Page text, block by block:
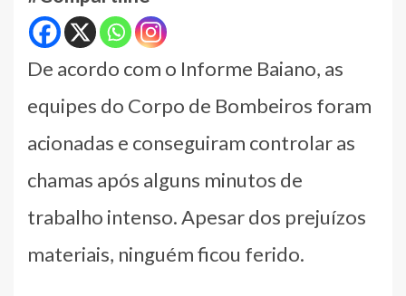
De acordo com o Informe Baiano, as
equipes do Corpo de Bombeiros foram
acionadas e conseguiram controlar as
chamas após alguns minutos de
trabalho intenso. Apesar dos prejuízos
materiais, ninguém ficou ferido.